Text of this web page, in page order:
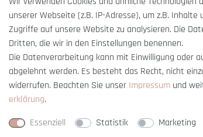
* Alle Preise verstehen sich inkl. gesetzl. MwSt. und
unserer Webseite (z.B. IP-Adresse), um z.B.
Zugriffe auf unsere Website zu analysieren. Die
Dritten, die wir in den Einstellungen benennen.
Die Datenverarbeitung kann mit Einwilligung oder
abgelehnt werden. Es besteht das Recht, nicht
widerrufen. Beachten Sie unser Impressum und
erklärung.
Essenziell
Statistik Marketing